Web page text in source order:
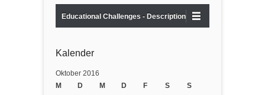
Educational Challenges - Description
Kalender
Oktober 2016
M
D M D F S
S